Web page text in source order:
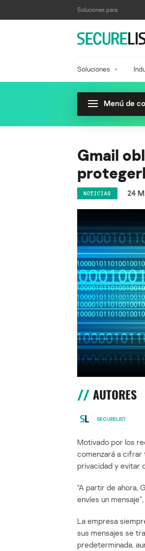
Soluciones para:
Soluciones
Menú de
Gmail
NOTICIAS 24
AUTORES
SECURELIST
Motivado por los
comenzará a cifrar
privacidad y evitar
“A partir de ahora,
envíes un
La empresa
sus mensajes se
predeterminada,